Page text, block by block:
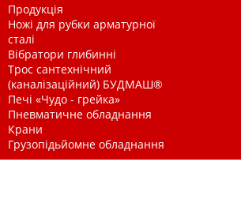
Продукція
Ножі для рубки арматурної
сталі
Вібратори глибинні
Трос сантехнічний
(каналізаційний) БУДМАШ®
Печі «Чудо - грейка»
Пневматичне обладнання
Крани
Грузопідьйомне обладнання